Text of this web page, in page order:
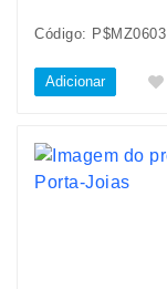
Código: P$MZ0603
Adicionar